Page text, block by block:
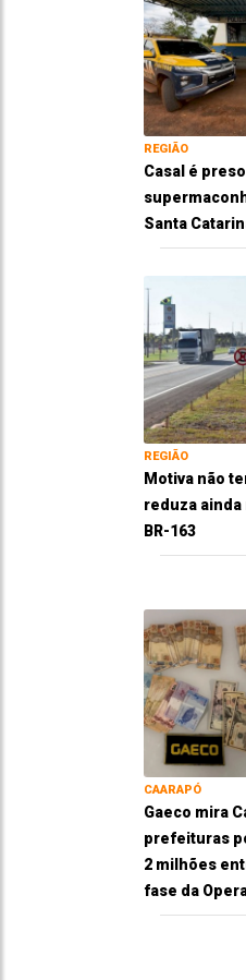
REGIÃO
Casal é
Santa
REGIÃO
Motiva não
reduza
BR-163
CAARAPÓ
Gaeco mira
prefeituras
2 milhões
fase da